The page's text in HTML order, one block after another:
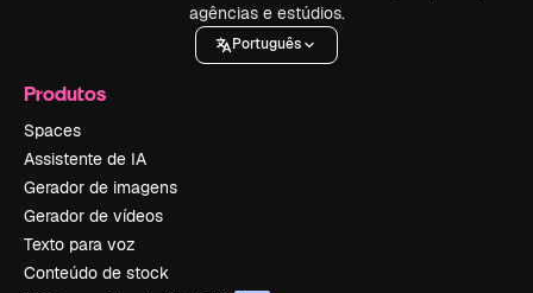
agências e estúdios.
Português
Produtos
Spaces
Assistente de IA
Gerador de imagens
Gerador de vídeos
Texto para voz
Conteúdo de stock